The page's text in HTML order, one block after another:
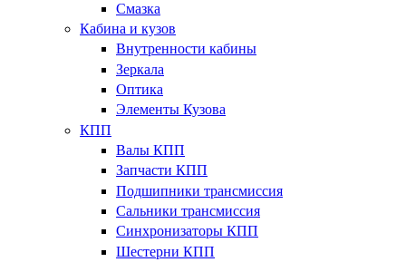
Смазка
Кабина и кузов
Внутренности кабины
Зеркала
Оптика
Элементы Кузова
КПП
Валы КПП
Запчасти КПП
Подшипники трансмиссия
Сальники трансмиссия
Синхронизаторы КПП
Шестерни КПП